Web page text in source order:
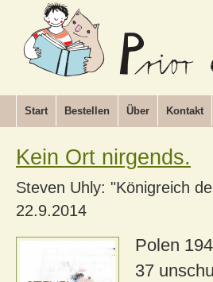
Start Bestellen Über Kontakt
Kein Ort nirgends.
Steven Uhly: "Königreich
22.9.2014
Polen
37